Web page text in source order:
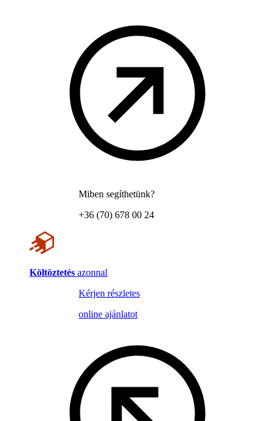
Miben segíthetünk?
+36 (70) 678 00 24
Költöztetés azonnal
Kérjen részletes
online ajánlatot